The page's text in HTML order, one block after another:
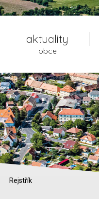
aktuality
obce
Rejstřík